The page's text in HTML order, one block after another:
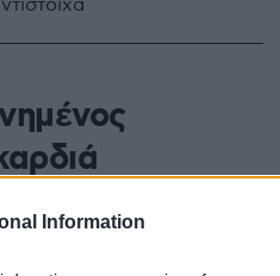
Information
αφήνοντας την